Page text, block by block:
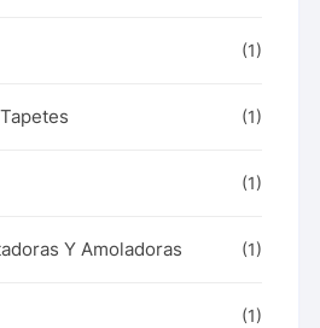
(1)
(1)
(1)
Y Amoladoras (1)
(1)